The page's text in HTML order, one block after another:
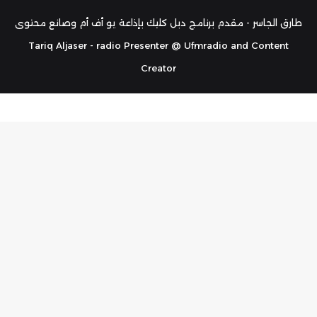
RSS
طارق الجاسر - مقدم برنامج دبل كليك بإذاعة يو أف أم وصانع محتوى
Tariq Aljaser - radio Presenter @ Ufmradio and Content
Creator